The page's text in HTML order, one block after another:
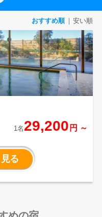
おすすめ順 安い順
1名 29,200 円 ～
る